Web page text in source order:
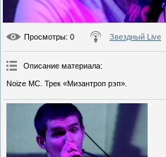
Просмотры: 0 Звездный Live
Описание материала:
Noize MC. Трек «Мизантроп рэп».